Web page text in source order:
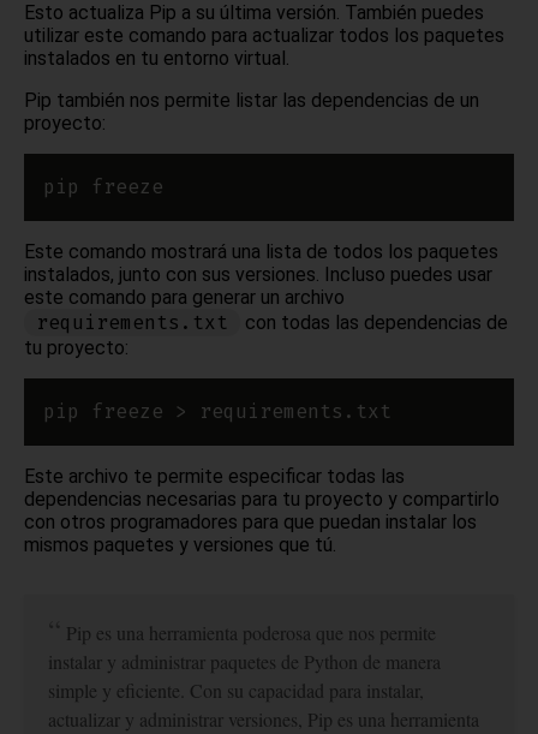
Esto actualiza Pip a su última versión. También puedes
utilizar este comando para actualizar todos los paquetes
instalados en tu entorno virtual.
Pip también nos permite listar las dependencias de un
proyecto:
Este comando mostrará una lista de todos los paquetes
instalados, junto con sus versiones. Incluso puedes usar
este comando para generar un archivo
requirements.txt
con todas las dependencias de
tu proyecto:
Este archivo te permite especificar todas las
dependencias necesarias para tu proyecto y compartirlo
con otros programadores para que puedan instalar los
mismos paquetes y versiones que tú.
Pip es una herramienta poderosa que nos permite
instalar y administrar paquetes de Python de manera
simple y eficiente. Con su capacidad para instalar,
actualizar y administrar versiones, Pip es una herramienta